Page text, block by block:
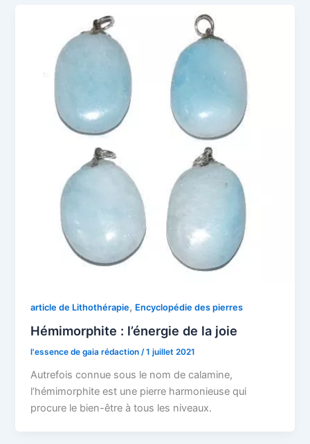
article de Lithothérapie, Encyclopédie des pierres
Hémimorphite : l’énergie de la joie
l'essence de gaia rédaction/1 juillet 2021
Autrefois connue sous le nom de calamine,
l’hémimorphite est une pierre harmonieuse qui
procure le bien-être à tous les niveaux.